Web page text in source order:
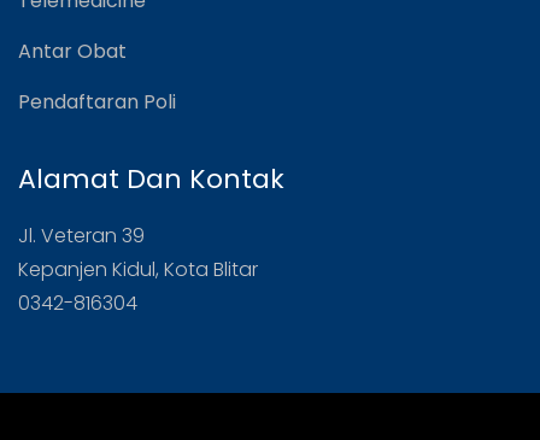
Antar Obat
Pendaftaran Poli
Alamat Dan Kontak
Jl. Veteran 39
Kepanjen Kidul, Kota Blitar
0342-816304